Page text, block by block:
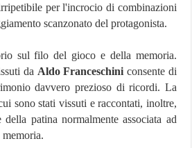
per l'incrocio di combinazioni
scanzonato del protagonista.
sul filo del gioco e della memoria.
da Aldo Franceschini consente di
davvero prezioso di ricordi. La
sono stati vissuti e raccontati, inoltre,
patina normalmente associata ad